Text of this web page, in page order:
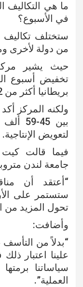
ما هي التكاليف
في الأسبوع؟
ستختلف تكاليف
من دولة لأخرى
حيث يشير
تخفيض أسبوع
بريطانيا أكثر من 2 مليار دولار سنويا.
ولكنه المركز
بين
لتعويض الإنتاجية.
فيما قالت
جامعة لندن
“أعتقد أن
ستستمر على
تحول المزيد من
وأضافت:
“بدلاً من
علينا اعتبار
سياساتنا
العملية”.